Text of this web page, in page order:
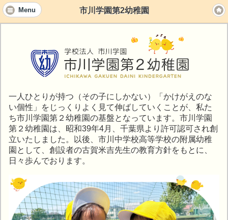
Menu 市川学園第2幼稚園
一人ひとりが持つ（その子にしかない）「かけがえのな
い個性」をじっくりよく見て伸ばしていくことが、私た
ち市川学園第２幼稚園の基盤となっています。市川学園
第２幼稚園は、昭和39年4月、千葉県より許可認可され創
立いたしました。以後、市川中学校高等学校の附属幼稚
園として、創設者の古賀米吉先生の教育方針をもとに、
日々歩んでおります。